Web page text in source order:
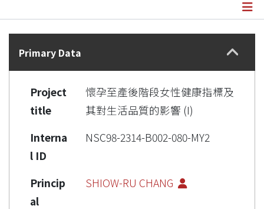
Details
Primary Data
Project
title
懷孕至產後階段女性健康指標及
其對生活品質的影響 (I)
Interna
l ID
NSC98-2314-B002-080-MY2
Princip
al
SHIOW-RU CHANG